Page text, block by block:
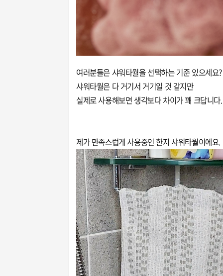
여러분들은 샤워타월을 선택하는 기준 있으세요?
샤워타월은 다 거기서 거기일 것 같지만
실제로 사용해보면 생각보다 차이가 꽤 크답니
제가 만족스럽게 사용중인 한지 샤워타월이에요.